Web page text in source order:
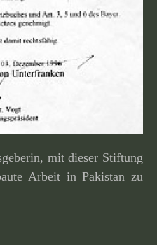
mit dieser Stiftung
Arbeit in Pakistan zu